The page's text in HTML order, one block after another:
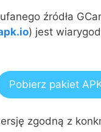
źródła
) jest
Pobierz pakiet
zgodną z